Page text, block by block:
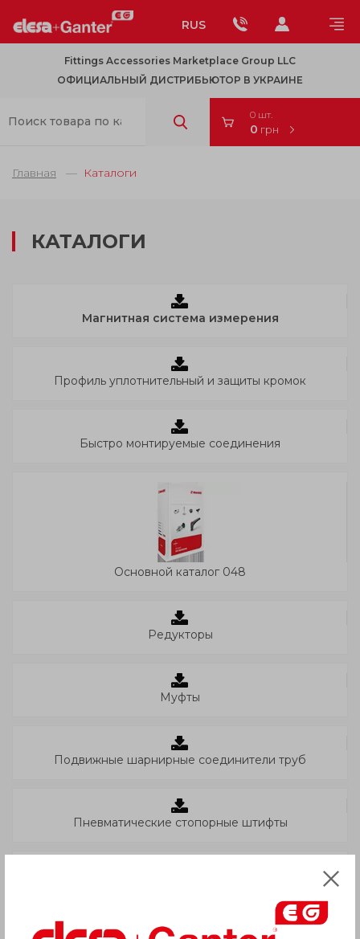
RUS
Fittings Accessories Marketplace Group LLC
ОФИЦИАЛЬНЫЙ ДИСТРИБЬЮТОР В УКРАИНЕ
0 шт.
0 грн
Главная Каталоги
КАТАЛОГИ
Магнитная система измерения
Профиль уплотнительный и защиты кромок
Быстро монтируемые соединения
Основной каталог 048
Редукторы
Муфты
Подвижные шарнирные соединители труб
Пневматические стопорные штифты